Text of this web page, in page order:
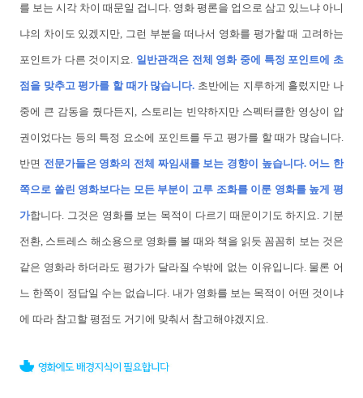
를 보는 시각 차이 때문일 겁니다. 영화 평론을 업으로 삼고 있느냐 아니
냐의 차이도 있겠지만, 그런 부분을 떠나서 영화를 평가할 때 고려하는
포인트가 다른 것이지요. 일반관객은 전체 영화 중에 특정 포인트에 초
점을 맞추고 평가를 할 때가 많습니다. 초반에는 지루하게 흘렀지만 나
중에 큰 감동을 줬다든지, 스토리는 빈약하지만 스펙터클한 영상이 압
권이었다는 등의 특정 요소에 포인트를 두고 평가를 할 때가 많습니다.
반면 전문가들은 영화의 전체 짜임새를 보는 경향이 높습니다. 어느 한
쪽으로 쏠린 영화보다는 모든 부분이 고루 조화를 이룬 영화를 높게 평
가합니다. 그것은 영화를 보는 목적이 다르기 때문이기도 하지요. 기분
전환, 스트레스 해소용으로 영화를 볼 때와 책을 읽듯 꼼꼼히 보는 것은
같은 영화라 하더라도 평가가 달라질 수밖에 없는 이유입니다. 물론 어
느 한쪽이 정답일 수는 없습니다. 내가 영화를 보는 목적이 어떤 것이냐
에 따라 참고할 평점도 거기에 맞춰서 참고해야겠지요.